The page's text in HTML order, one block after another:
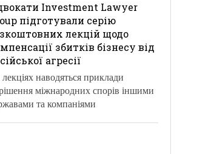
Investment Lawyer
підготували серію
лекцій щодо
збитків бізнесу від
агресії
наводяться приклади
міжнародних спорів іншими
та компаніями